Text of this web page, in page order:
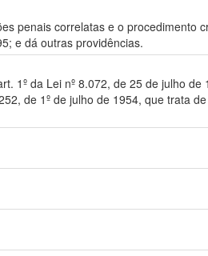
penais correlatas e o procedimento
e dá outras providências.
1º da Lei nº 8.072, de 25 de julho de
de 1º de julho de 1954, que trata